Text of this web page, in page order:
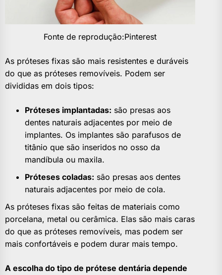
Fonte de reprodução:Pinterest
As próteses fixas são mais resistentes e duráveis
do que as próteses removíveis. Podem ser
divididas em dois tipos:
Próteses implantadas: são presas aos
dentes naturais adjacentes por meio de
implantes. Os implantes são parafusos de
titânio que são inseridos no osso da
mandíbula ou maxila.
Próteses coladas: são presas aos dentes
naturais adjacentes por meio de cola.
As próteses fixas são feitas de materiais como
porcelana, metal ou cerâmica. Elas são mais caras
do que as próteses removíveis, mas podem ser
mais confortáveis e podem durar mais tempo.
A escolha do tipo de prótese dentária depende